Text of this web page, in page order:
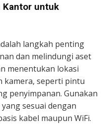
Kantor untuk
langkah penting
dan melindungi aset
menentukan lokasi
kamera, seperti pintu
penyimpanan. Gunakan
sesuai dengan
kabel maupun WiFi.